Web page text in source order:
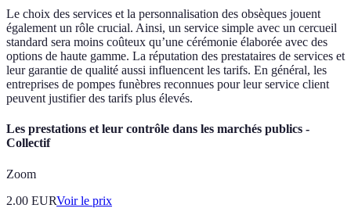
Le choix des services et la personnalisation des obsèques jouent
également un rôle crucial. Ainsi, un service simple avec un cercueil
standard sera moins coûteux qu’une cérémonie élaborée avec des
options de haute gamme. La réputation des prestataires de services et
leur garantie de qualité aussi influencent les tarifs. En général, les
entreprises de pompes funèbres reconnues pour leur service client
peuvent justifier des tarifs plus élevés.
Les prestations et leur contrôle dans les marchés publics -
Collectif
Zoom
2.00 EURVoir le prix